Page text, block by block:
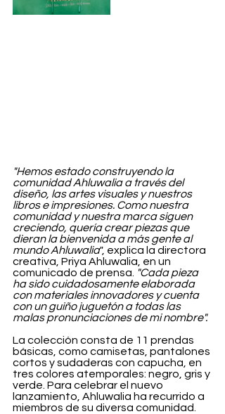
"Hemos estado construyendo la
comunidad Ahluwalia a través del
diseño, las artes visuales y nuestros
libros e impresiones. Como nuestra
comunidad y nuestra marca siguen
creciendo, quería crear piezas que
dieran la bienvenida a más gente al
mundo Ahluwalia", explica la directora
creativa, Priya Ahluwalia, en un
comunicado de prensa.
"Cada pieza
ha sido cuidadosamente elaborada
con materiales innovadores y cuenta
con un guiño juguetón a todas las
malas pronunciaciones de mi nombre".
La colección consta de 11 prendas
básicas, como camisetas, pantalones
cortos y sudaderas con capucha, en
tres colores atemporales: negro, gris y
verde. Para celebrar el nuevo
lanzamiento, Ahluwalia ha recurrido a
miembros de su diversa comunidad.